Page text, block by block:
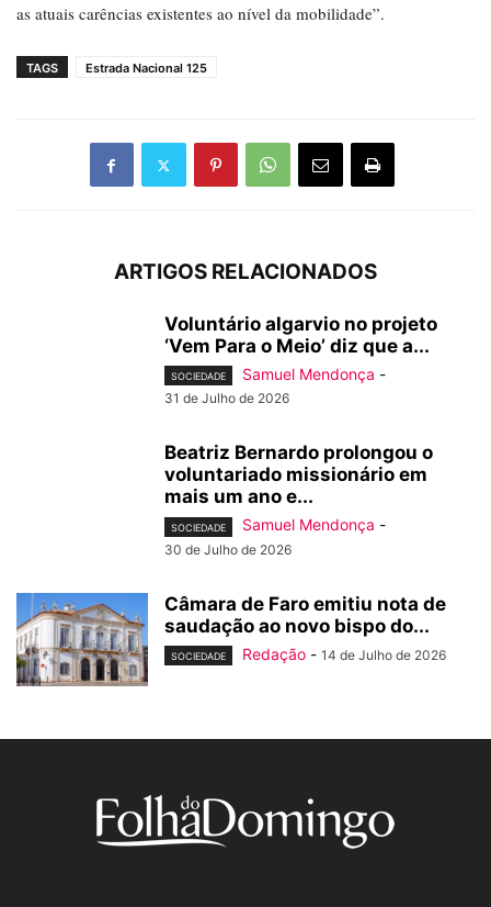
as atuais carências existentes ao nível da mobilidade”.
TAGS Estrada Nacional 125
ARTIGOS RELACIONADOS
Voluntário algarvio no projeto
‘Vem Para o Meio’ diz que a...
SOCIEDADE Samuel Mendonça -
31 de Julho de 2026
Beatriz Bernardo prolongou o
voluntariado missionário em
mais um ano e...
SOCIEDADE Samuel Mendonça -
30 de Julho de 2026
Câmara de Faro emitiu nota de
saudação ao novo bispo do...
SOCIEDADE Redação - 14 de Julho de 2026